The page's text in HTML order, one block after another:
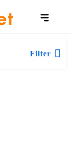
Filter